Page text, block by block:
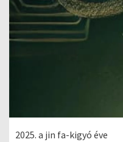
2025. a jin fa-kigyó éve